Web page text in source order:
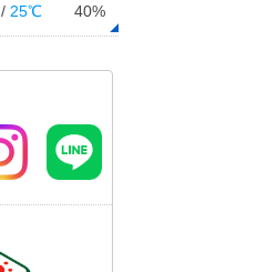
/ 25℃ 40%